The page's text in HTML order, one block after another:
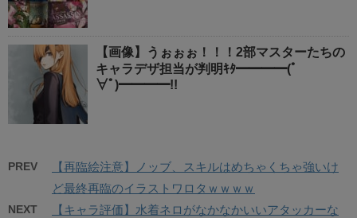
【画像】うぉぉぉ！！！2部マスターたちの
キャラデザ担当が判明ｷﾀ━━━━(ﾟ
∀ﾟ)━━━━!!
PREV
【再臨絵注意】ノッブ、スキルはめちゃくちゃ強いけ
ど最終再臨のイラストワロタｗｗｗｗ
NEXT
【キャラ評価】水着ネロがなかなかいいアタッカーな